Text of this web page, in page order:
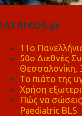
IATRIKOS.gr
11ο
50ο Διεθνές
Θεσσαλονίκη,
Το πιάτο της
Χρήση
Πώς να σώσεις
Paediatric BLS